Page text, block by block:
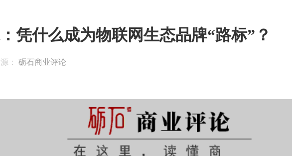
凭什么成为物联网生态品牌“路标”？
： 砺石商业评论